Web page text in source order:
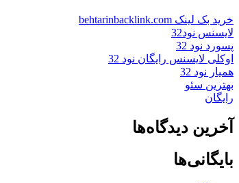
خرید بک لینک behtarinbacklink.com
لایسنس نود32
پسورد نود 32
اوکلی لایسنس رایگان نود 32
همیار نود 32
بهترین سئو
رایگان
آخرین دیدگاه‌ها
بایگانی‌ها